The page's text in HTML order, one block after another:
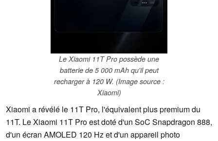
Le Xiaomi 11T Pro possède une
batterie de 5 000 mAh qu'il peut
recharger à 120 W. (Image source :
Xiaomi)
Xiaomi a révélé le 11T Pro, l'équivalent plus premium du
11T. Le Xiaomi 11T Pro est doté d'un SoC Snapdragon 888,
d'un écran AMOLED 120 Hz et d'un appareil photo